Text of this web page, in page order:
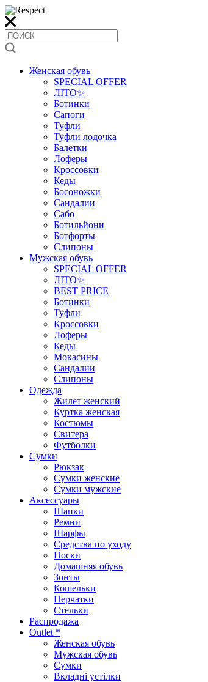
Женская обувь
SPECIAL OFFER
ЛІТО✨
Ботинки
Сапоги
Туфли
Туфли лодочка
Балетки
Лоферы
Кроссовки
Кеды
Босоножки
Сандалии
Сабо
Ботильйони
Ботфорты
Слипоны
Мужская обувь
SPECIAL OFFER
ЛІТО✨
BEST PRICE
Ботинки
Туфли
Кроссовки
Лоферы
Кеды
Мокасины
Сандалии
Слипоны
Одежда
Жилет женский
Куртка женская
Костюмы
Свитера
Футболки
Сумки
Рюкзак
Сумки женские
Сумки мужские
Аксеcсуары
Шапки
Ремни
Шарфы
Средства по уходу
Носки
Домашняя обувь
Зонты
Кошельки
Перчатки
Стельки
Распродажа
Outlet *
Женская обувь
Мужская обувь
Сумки
Вкладні устілки